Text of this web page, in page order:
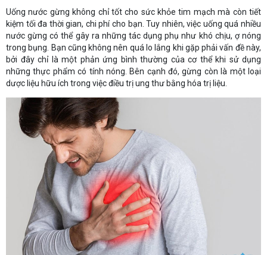
Uống nước gừng không chỉ tốt cho sức khỏe tim mạch mà còn tiết
kiệm tối đa thời gian, chi phí cho bạn. Tuy nhiên, việc uống quá nhiều
nước gừng có thể gây ra những tác dụng phụ như khó chịu, ợ nóng
trong bụng. Bạn cũng không nên quá lo lắng khi gặp phải vấn đề này,
bởi đây chỉ là một phản ứng bình thường của cơ thể khi sử dụng
những thực phẩm có tính nóng. Bên cạnh đó, gừng còn là một loại
dược liệu hữu ích trong việc điều trị ung thư bằng hóa trị liệu.